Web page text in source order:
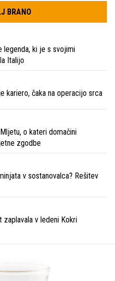
BRANO
legenda, ki je s svojimi
Italijo
kariero, čaka na operacijo srca
o kateri domačini
zgodbe
v sostanovalca? Rešitev
zaplavala v ledeni Kokri